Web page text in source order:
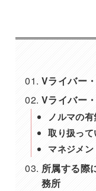
Vライバー
Vライバー
ノルマの有
取り扱っ
マネジメ
所属する際
務所